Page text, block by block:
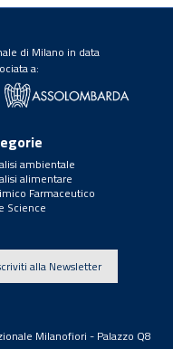
di Milano in data
a:
ambientale
alimentare
Farmaceutico
Science
alla Newsletter
Milanofiori - Palazzo Q8